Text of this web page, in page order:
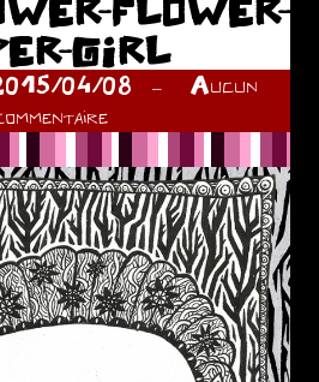
GIRL
04/08
Aucun